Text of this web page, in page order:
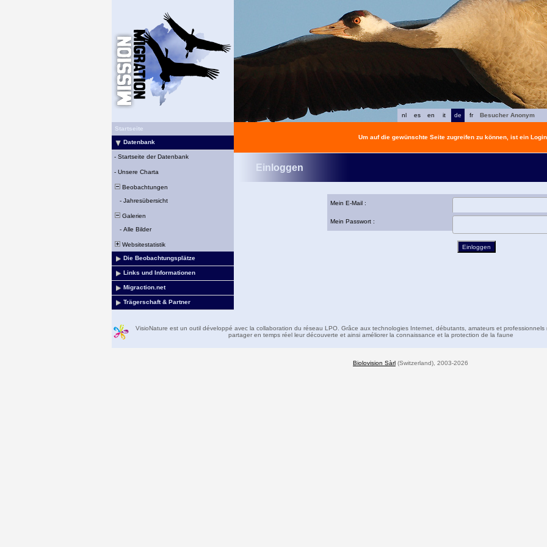
fr
de
it
en
es
nl
Besucher Anonym
Startseite
Datenbank
- Startseite der Datenbank
- Unsere Charta
Beobachtungen
- Jahresübersicht
Galerien
- Alle Bilder
Websitestatistik
Die Beobachtungsplätze
Links und Informationen
Migraction.net
Trägerschaft & Partner
Um auf die gewünschte Seite zugreifen zu können, ist ein
Einloggen
Mein E-Mail :
Mein Passwort :
VisioNature est un outil développé avec la collaboration du réseau LPO. Grâce aux technologies Internet, débutants, amateurs et professionnels
partager en temps réel leur découverte et ainsi améliorer la connaissance et la protection de la faune
Biolovision Sàrl (Switzerland), 2003-2026